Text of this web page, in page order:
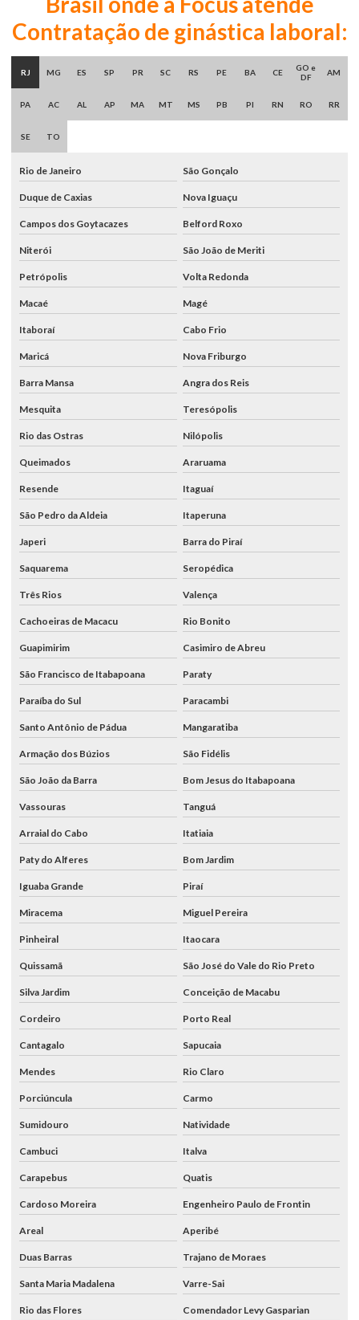
Contratação de ginástica laboral:
RJ MG ES SP PR SC RS PE BA CE
GO e
DF
AM
PA AC AL AP MA MT MS PB PI RN RO RR
SE TO
Rio de Janeiro São Gonçalo
Duque de Caxias Nova Iguaçu
Campos dos Goytacazes Belford Roxo
Niterói São João de Meriti
Petrópolis Volta Redonda
Macaé Magé
Itaboraí Cabo Frio
Maricá Nova Friburgo
Barra Mansa Angra dos Reis
Mesquita Teresópolis
Rio das Ostras Nilópolis
Queimados Araruama
Resende Itaguaí
São Pedro da Aldeia Itaperuna
Japeri Barra do Piraí
Saquarema Seropédica
Três Rios Valença
Cachoeiras de Macacu Rio Bonito
Guapimirim Casimiro de Abreu
São Francisco de Itabapoana Paraty
Paraíba do Sul Paracambi
Santo Antônio de Pádua Mangaratiba
Armação dos Búzios São Fidélis
São João da Barra Bom Jesus do Itabapoana
Vassouras Tanguá
Arraial do Cabo Itatiaia
Paty do Alferes Bom Jardim
Iguaba Grande Piraí
Miracema Miguel Pereira
Pinheiral Itaocara
Quissamã São José do Vale do Rio Preto
Silva Jardim Conceição de Macabu
Cordeiro Porto Real
Cantagalo Sapucaia
Mendes Rio Claro
Porciúncula Carmo
Sumidouro Natividade
Cambuci Italva
Carapebus Quatis
Cardoso Moreira Engenheiro Paulo de Frontin
Areal Aperibé
Duas Barras Trajano de Moraes
Santa Maria Madalena Varre-Sai
Rio das Flores Comendador Levy Gasparian